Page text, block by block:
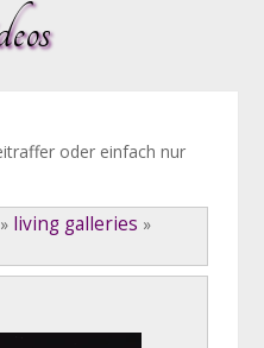
oder einfach nur
» living galleries »